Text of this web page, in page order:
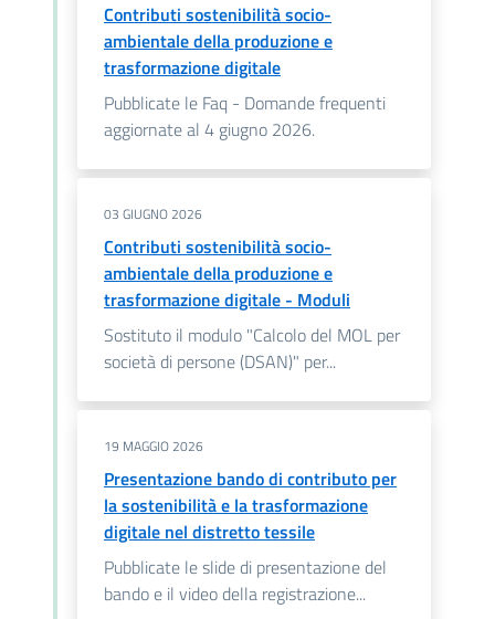
Contributi sostenibilità socio-
ambientale della produzione e
trasformazione digitale
Pubblicate le Faq - Domande frequenti
aggiornate al 4 giugno 2026.
03 GIUGNO 2026
Contributi sostenibilità socio-
ambientale della produzione e
trasformazione digitale - Moduli
Sostituto il modulo "Calcolo del MOL per
società di persone (DSAN)" per...
19 MAGGIO 2026
Presentazione bando di contributo per
la sostenibilità e la trasformazione
digitale nel distretto tessile
Pubblicate le slide di presentazione del
bando e il video della registrazione...